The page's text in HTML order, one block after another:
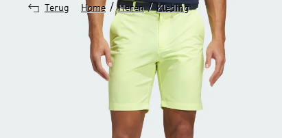
Terug Home / Heren / Kleding